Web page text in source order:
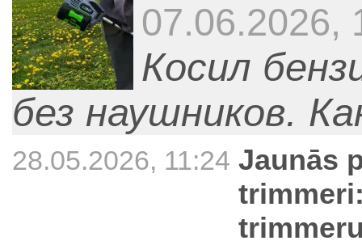
07.06.2026,
Косил
без наушников.
28.05.2026, 11:24 Jaunās